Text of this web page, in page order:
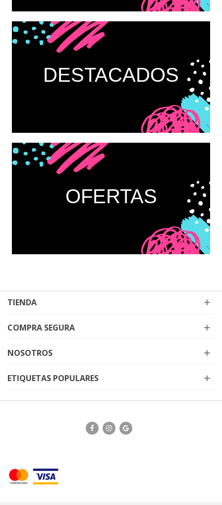
DESTACADOS
OFERTAS
TIENDA
COMPRA SEGURA
NOSOTROS
ETIQUETAS POPULARES